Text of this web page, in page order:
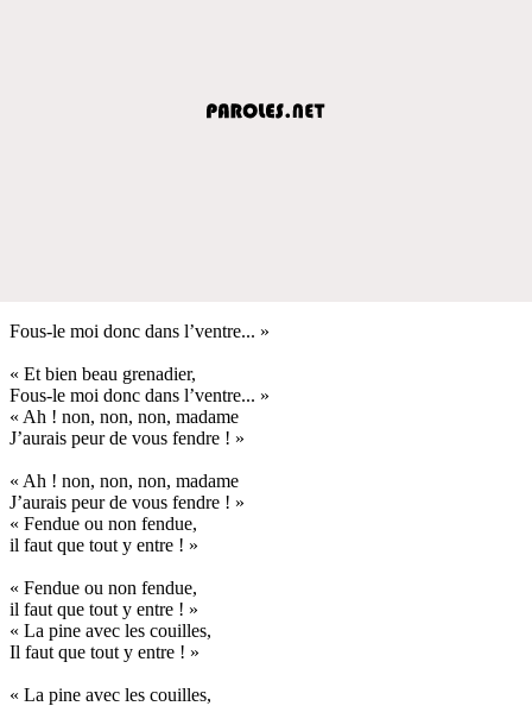
Fous-le moi donc dans l’ventre... »
« Et bien beau grenadier,
Fous-le moi donc dans l’ventre... »
« Ah ! non, non, non, madame
J’aurais peur de vous fendre ! »
« Ah ! non, non, non, madame
J’aurais peur de vous fendre ! »
« Fendue ou non fendue,
il faut que tout y entre ! »
« Fendue ou non fendue,
il faut que tout y entre ! »
« La pine avec les couilles,
Il faut que tout y entre ! »
« La pine avec les couilles,